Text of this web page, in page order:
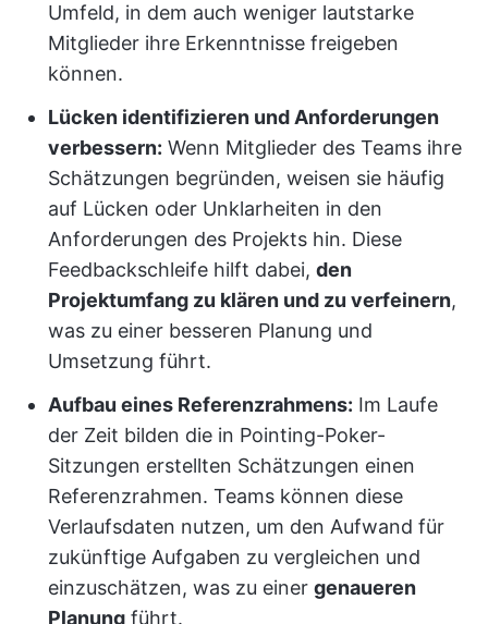
Umfeld, in dem auch weniger lautstarke
Mitglieder ihre Erkenntnisse freigeben
können.
Lücken identifizieren und Anforderungen
verbessern: Wenn Mitglieder des Teams ihre
Schätzungen begründen, weisen sie häufig
auf Lücken oder Unklarheiten in den
Anforderungen des Projekts hin. Diese
Feedbackschleife hilft dabei, den
Projektumfang zu klären und zu verfeinern,
was zu einer besseren Planung und
Umsetzung führt.
Aufbau eines Referenzrahmens: Im Laufe
der Zeit bilden die in Pointing-Poker-
Sitzungen erstellten Schätzungen einen
Referenzrahmen. Teams können diese
Verlaufsdaten nutzen, um den Aufwand für
zukünftige Aufgaben zu vergleichen und
einzuschätzen, was zu einer genaueren
Planung führt.